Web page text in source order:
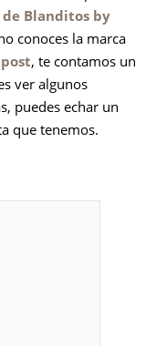
Blanditos by
conoces la marca
post, te contamos un
ver algunos
puedes echar un
que tenemos.